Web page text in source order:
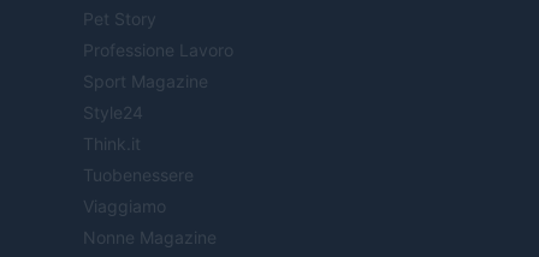
Pet Story
Professione Lavoro
Sport Magazine
Style24
Think.it
Tuobenessere
Viaggiamo
Nonne Magazine